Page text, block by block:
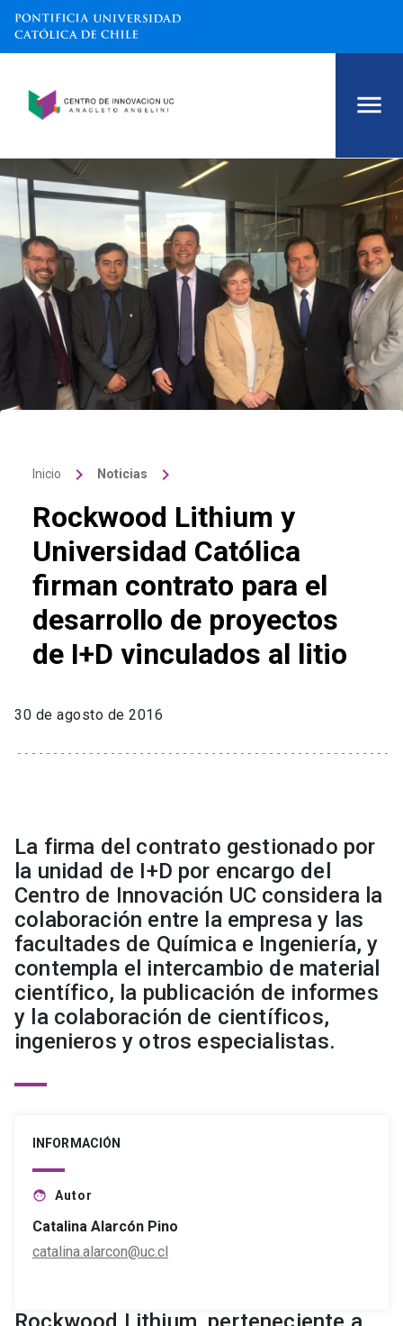
Inicio keyboard_arrow_right Noticias keyboard_arrow_right
Rockwood Lithium y
Universidad Católica
firman contrato para el
desarrollo de proyectos
de I+D vinculados al litio
30 de agosto de 2016
La firma del contrato gestionado por
la unidad de I+D por encargo del
Centro de Innovación UC considera la
colaboración entre la empresa y las
facultades de Química e Ingeniería, y
contempla el intercambio de material
científico, la publicación de informes
y la colaboración de científicos,
ingenieros y otros especialistas.
INFORMACIÓN
face Autor
Catalina Alarcón Pino
catalina.alarcon@uc.cl